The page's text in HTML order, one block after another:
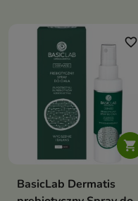

favorite_border
BasicLab Dermatis